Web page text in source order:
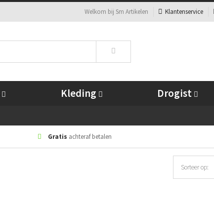
Welkom bij Sm Artikelen Klantenservice
Kleding Drogist
Gratis achteraf betalen
Sorteer op: